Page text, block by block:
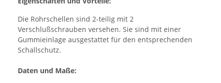
Die Rohrschellen sind 2-teilig mit 2
Verschlußschrauben versehen. Sie sind mit einer
Gummieinlage ausgestattet für den entsprechenden
Schallschutz.
Daten und Maße: